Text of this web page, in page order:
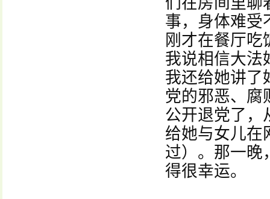
事，身体难受
刚才在餐厅
我说相信大法
我还给她讲了
党的邪恶、腐
公开退党了，
给她与女儿在
过）。那一晚
得很幸运。